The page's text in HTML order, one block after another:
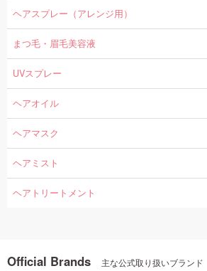
ヘアスプレー（アレンジ用）
まつ毛・眉毛美容液
UVスプレー
ヘアオイル
ヘアマスク
ヘアミスト
ヘアトリートメント
Official Brands 主な公式取り扱いブランド